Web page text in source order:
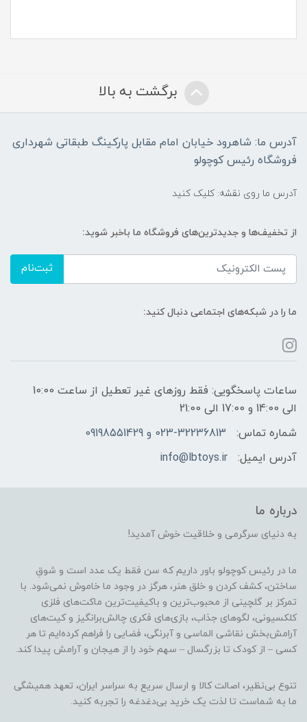
برگشت به بالا
آدرس ما: شاهرود خیابان امام مقابل پارکینگ طبقاتی شهرداری
فروشگاه رئیس کوچولو
آدرس ما روی نقشه: کلیک کنید
از تخفیف‌ها و جدیدترین‌های فروشگاه ما باخبر شوید:
ثبت‌نام
ما را در شبکه‌های اجتماعی دنبال کنید:
ساعات پاسخگویی: فقط روزهای غیر تعطیل از ساعت 10:00
الی 14:00 و 17:00 الی 21:00
شماره تماس:
023-32236813 و 09198551429
آدرس ایمیل:
info@lbtoys.ir
درباره ما
به دنیای سرگرمی و خلاقیت خوش آمدید!
ما در رئیس کوچولو باور داریم که سن فقط یک عدد است و شوقِ
ساختن، کشف کردن و خلق هنر، هرگز در وجود ما خاموش نمی‌شود. با
تمرکز بر گلچینی از محبوب‌ترین و باکیفیت‌ترین ماکت‌های فلزی
کلکسیونی، لگوهای جذاب، بازی‌های فکری چالش‌برانگیز و کیت‌های
آرامش‌بخش نقاشی الماسی و آبرنگی، فضایی را فراهم کرده‌ایم تا هر
کسی – از کودک تا بزرگسال – سهم خود را از هیجان و آرامش پیدا کند.
تنوع بی‌نظیر، اصالت کالا و ارسال سریع به سراسر ایران، تعهد همیشگی
ما به شماست تا لذت یک خرید بی‌دغدغه را تجربه کنید.